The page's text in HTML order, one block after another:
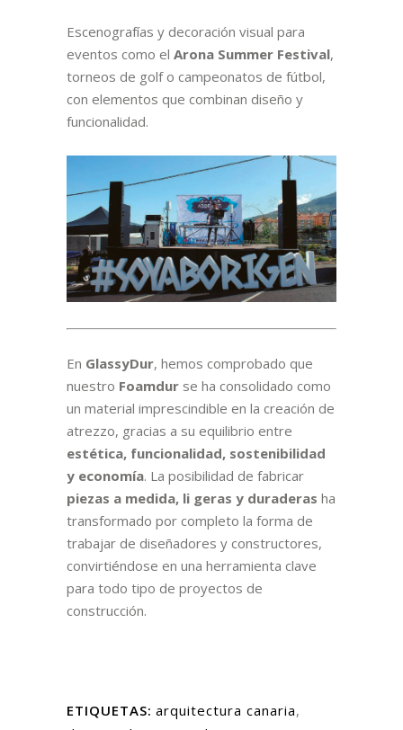
Escenografías y decoración visual para
eventos como el Arona Summer Festival,
torneos de golf o campeonatos de fútbol,
con elementos que combinan diseño y
funcionalidad.
En GlassyDur, hemos comprobado que
nuestro Foamdur se ha consolidado como
un material imprescindible en la creación de
atrezzo, gracias a su equilibrio entre
estética, funcionalidad, sostenibilidad
y economía. La posibilidad de fabricar
piezas a medida, li geras y duraderas ha
transformado por completo la forma de
trabajar de diseñadores y constructores,
convirtiéndose en una herramienta clave
para todo tipo de proyectos de
construcción.
ETIQUETAS: arquitectura canaria,